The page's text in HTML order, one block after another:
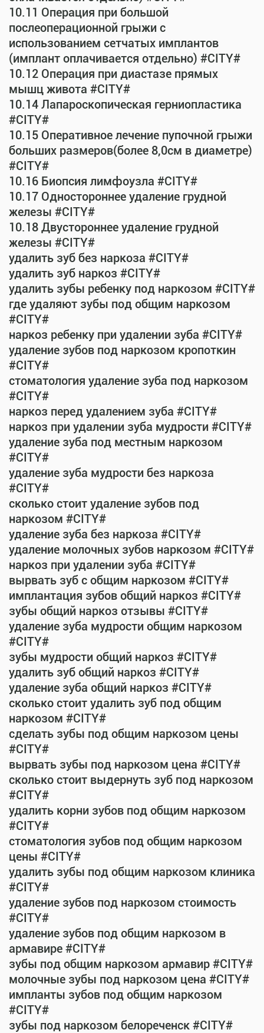
10.11 Операция при большой
послеоперационной грыжи с
использованием сетчатых имплантов
(имплант оплачивается отдельно) #CITY#
10.12 Операция при диастазе прямых
мышц живота #CITY#
10.14 Лапароскопическая герниопластика
#CITY#
10.15 Оперативное лечение пупочной грыжи
больших размеров(более 8,0см в диаметре)
#CITY#
10.16 Биопсия лимфоузла #CITY#
10.17 Одностороннее удаление грудной
железы #CITY#
10.18 Двустороннее удаление грудной
железы #CITY#
удалить зуб без наркоза #CITY#
удалить зуб наркоз #CITY#
удалить зубы ребенку под наркозом #CITY#
где удаляют зубы под общим наркозом
#CITY#
наркоз ребенку при удалении зуба #CITY#
удаление зубов под наркозом кропоткин
#CITY#
стоматология удаление зуба под наркозом
#CITY#
наркоз перед удалением зуба #CITY#
наркоз при удалении зуба мудрости #CITY#
удаление зуба под местным наркозом
#CITY#
удаление зуба мудрости без наркоза
#CITY#
сколько стоит удаление зубов под
наркозом #CITY#
удаление зуба без наркоза #CITY#
удаление молочных зубов наркозом #CITY#
наркоз при удалении зуба #CITY#
вырвать зуб с общим наркозом #CITY#
имплантация зубов общий наркоз #CITY#
зубы общий наркоз отзывы #CITY#
удаление зуба мудрости общим наркозом
#CITY#
зубы мудрости общий наркоз #CITY#
удалить зуб общий наркоз #CITY#
удаление зуба общий наркоз #CITY#
сколько стоит удалить зуб под общим
наркозом #CITY#
сделать зубы под общим наркозом цены
#CITY#
вырвать зубы под наркозом цена #CITY#
сколько стоит выдернуть зуб под наркозом
#CITY#
удалить корни зубов под общим наркозом
#CITY#
стоматология зубов под общим наркозом
цены #CITY#
удалить зубы под общим наркозом клиника
#CITY#
удаление зубов под наркозом стоимость
#CITY#
удаление зубов под общим наркозом в
армавире #CITY#
зубы под общим наркозом армавир #CITY#
молочные зубы под наркозом цена #CITY#
импланты зубов под общим наркозом
#CITY#
зубы под наркозом белореченск #CITY#